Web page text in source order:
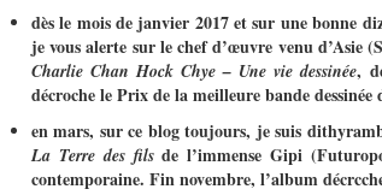
dès le mois de janvier 2017 et sur une bonne
je vous alerte sur le chef d’œuvre venu d’Asie
Charlie Chan Hock Chye – Une vie dessinée,
décroche le Prix de la meilleure bande
en mars, sur ce blog toujours, je suis
La Terre des filsde l’immense Gipi
contemporaine. Fin novembre, l’album